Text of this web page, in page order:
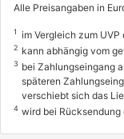
Alle Preisangaben in
1 im Vergleich zum
2 kann abhängig vom
3 bei Zahlungseingang
späteren
verschiebt sich das
4 wird bei